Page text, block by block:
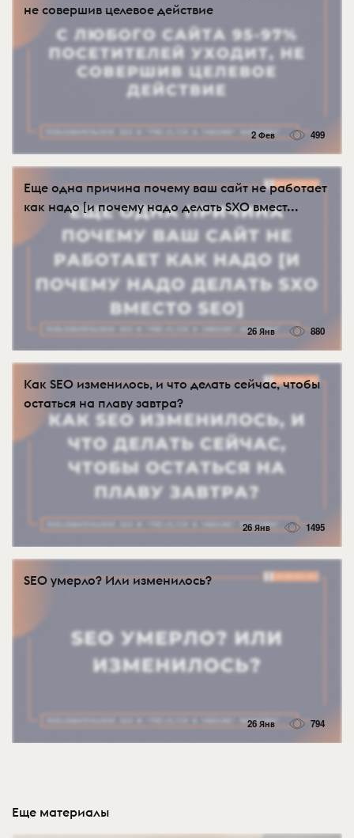
не совершив целевое действие
2 Фев 499
Еще одна причина почему ваш сайт не работает
как надо [и почему надо делать SXO вмест...
26 Янв 880
Как SEO изменилось, и что делать сейчас, чтобы
остаться на плаву завтра?
26 Янв 1495
SEO умерло? Или изменилось?
26 Янв 794
Еще материалы